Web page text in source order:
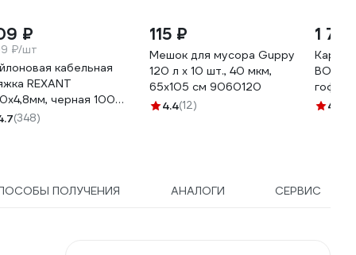
₽
₽/шт
кабельная
REXANT
черная 100
07-1303
(348)
115 ₽
Мешок для мусора Guppy
120 л x 10 шт., 40 мкм,
65x105 см 9060120
4.4(12)
1
ВОЛГА
4.4
ПОЛУЧЕНИЯ АНАЛОГИ СЕРВИС